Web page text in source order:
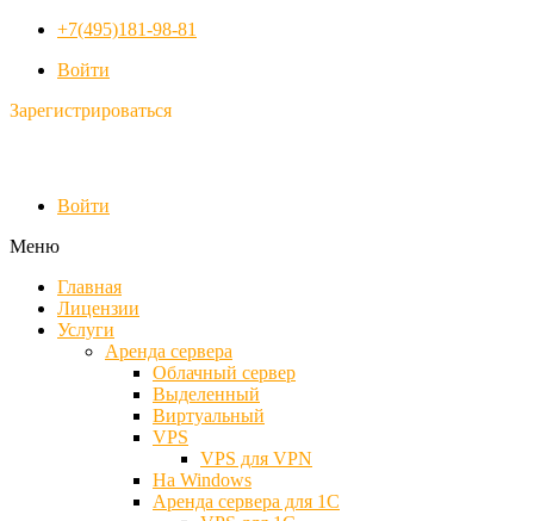
+7(495)181-98-81
Войти
Зарегистрироваться
Войти
Меню
Главная
Лицензии
Услуги
Аренда сервера
Облачный сервер
Выделенный
Виртуальный
VPS
VPS для VPN
На Windows
Аренда сервера для 1С